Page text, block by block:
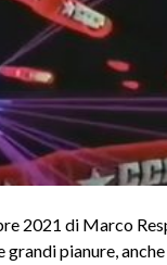
2021 di Marco
pianure, anche